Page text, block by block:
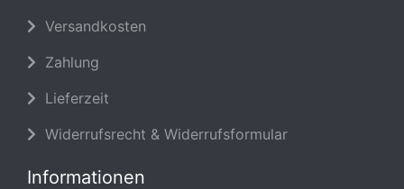
Versandkosten
Zahlung
Lieferzeit
Widerrufsrecht & Widerrufsformular
Informationen